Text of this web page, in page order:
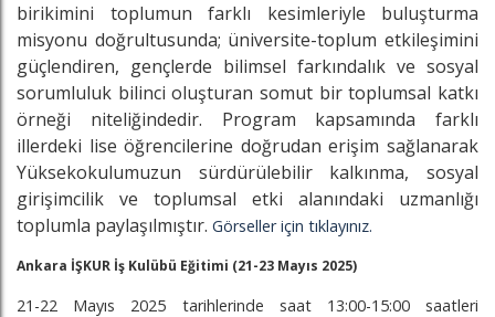
birikimini toplumun farklı kesimleriyle buluşturma
misyonu doğrultusunda; üniversite-toplum etkileşimini
güçlendiren, gençlerde bilimsel farkındalık ve sosyal
sorumluluk bilinci oluşturan somut bir toplumsal katkı
örneği niteliğindedir. Program kapsamında farklı
illerdeki lise öğrencilerine doğrudan erişim sağlanarak
Yüksekokulumuzun sürdürülebilir kalkınma, sosyal
girişimcilik ve toplumsal etki alanındaki uzmanlığı
toplumla paylaşılmıştır. Görseller için tıklayınız.
Ankara İŞKUR İş Kulübü Eğitimi (21-23 Mayıs 2025)
21-22 Mayıs 2025 tarihlerinde saat 13:00-15:00 saatleri